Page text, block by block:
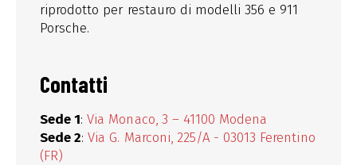
riprodotto per restauro di modelli 356 e 911
Porsche.
Contatti
Sede 1:Via Monaco, 3 – 41100 Modena
Sede 2:Via G. Marconi, 225/A - 03013 Ferentino
(FR)